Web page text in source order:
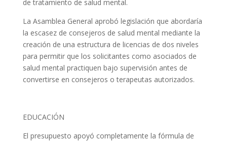
de tratamiento de salud mental.
La Asamblea General aprobó legislación que abordaría
la escasez de consejeros de salud mental mediante la
creación de una estructura de licencias de dos niveles
para permitir que los solicitantes como asociados de
salud mental practiquen bajo supervisión antes de
convertirse en consejeros o terapeutas autorizados.
EDUCACIÓN
El presupuesto apoyó completamente la fórmula de